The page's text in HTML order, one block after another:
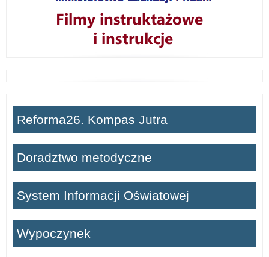
Reforma26. Kompas Jutra
Doradztwo metodyczne
System Informacji Oświatowej
Wypoczynek